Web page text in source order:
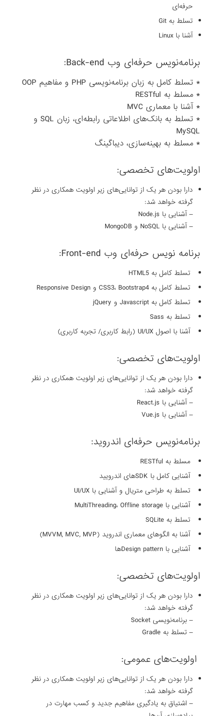
حرفه‌ای
تسلط به Git
آشنا با Linux
برنامه‌نویس حرفه‌ای وب Back-end:
* تسلط کامل به زبان برنامه‌نویسی PHP و مفاهیم OOP
* مسلط به RESTful
* آشنا با معماری MVC
* تسلط به بانک‌های اطلاعاتی رابطه‌ای، زبان SQL و
MySQL
* مسلط به بهینه‌سازی، دیباگینگ
اولویت‌های تخصصی:
دارا بودن هر یک از توانایی‌های زیر اولویت همکاری در نظر
گرفته خواهد شد:
– آشنایی با Node.js
– آشنایی با NoSQL و MongoDB
برنامه‌ نویس حرفه‌ای وب Front-end:
تسلط کامل به HTML5
تسلط کامل به CSS3، Bootstrap4 و Responsive Design
تسلط کامل به Javascript و jQuery
تسلط به Sass
آشنا با اصول UI/UX (رابط کاربری/ تجربه کاربری)
اولویت‌های تخصصی:
دارا بودن هر یک از توانایی‌های زیر اولویت همکاری در نظر
گرفته خواهد شد:
– آشنایی با React.js
– آشنایی با Vue.js
برنامه‌نویس حرفه‌ای اندروید:
مسلط به RESTful
آشنایی کامل با SDKهای اندرویید
تسلط به طراحی متریال و آشنایی با UI/UX
آشنایی با MultiThreading، Offline storage
تسلط به SQLite
آشنا به الگوهای معماری اندروید (MVVM, MVC, MVP)
آشنایی با Design patternها
اولویت‌های تخصصی:
دارا بودن هر یک از توانایی‌های زیر اولویت همکاری در نظر
گرفته خواهد شد:
– برنامه‌نویسی Socket
– تسلط به Gradle
اولویت‌های عمومی:
دارا بودن هر یک از توانایی‌های زیر اولویت همکاری در نظر
گرفته خواهد شد:
– اشتیاق به یادگیری مفاهیم جدید و کسب مهارت در